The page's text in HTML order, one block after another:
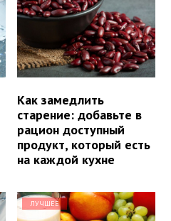
Как замедлить
старение: добавьте в
рацион доступный
продукт, который есть
на каждой кухне
ЛУЧШЕЕ